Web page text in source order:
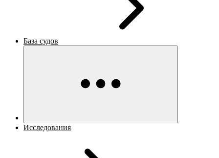
База судов
Исследования